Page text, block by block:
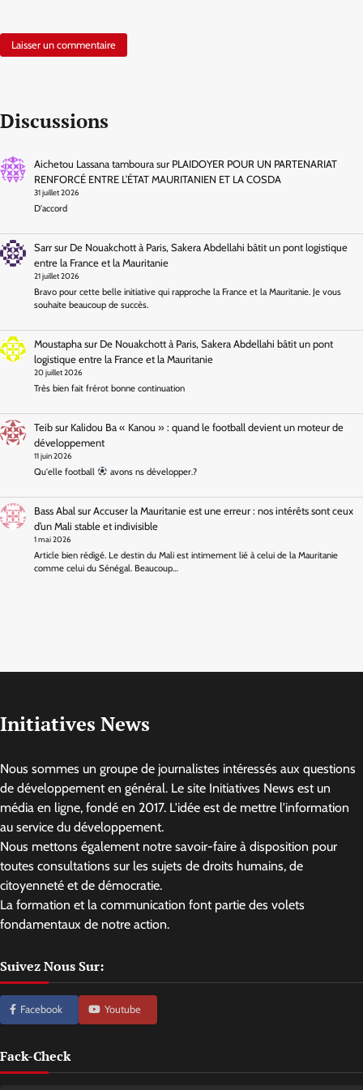
Discussions
Aichetou Lassana tambourasur PLAIDOYER POUR UN PARTENARIAT
RENFORCÉ ENTRE L’ÉTAT MAURITANIEN ET LA COSDA
31 juillet 2026
D'accord
Sarrsur De Nouakchott à Paris, Sakera Abdellahi bâtit un pont logistique
entre la France et la Mauritanie
21 juillet 2026
Bravo pour cette belle initiative qui rapproche la France et la Mauritanie. Je vous
souhaite beaucoup de succès.
Moustaphasur De Nouakchott à Paris, Sakera Abdellahi bâtit un pont
logistique entre la France et la Mauritanie
20 juillet 2026
Très bien fait frérot bonne continuation
Teibsur Kalidou Ba « Kanou » : quand le football devient un moteur de
développement
11 juin 2026
Qu'elle football avons ns développer.?
Bass Abal sur Accuser la Mauritanie est une erreur : nos intérêts sont ceux
d’un Mali stable et indivisible
1 mai 2026
Article bien rédigé. Le destin du Mali est intimement lié à celui de la Mauritanie
comme celui du Sénégal. Beaucoup…
Initiatives News
Nous sommes un groupe de journalistes intéressés aux questions
de développement en général. Le site Initiatives News est un
média en ligne, fondé en 2017. L'idée est de mettre l'information
au service du développement.
Nous mettons également notre savoir-faire à disposition pour
toutes consultations sur les sujets de droits humains, de
citoyenneté et de démocratie.
La formation et la communication font partie des volets
fondamentaux de notre action.
Suivez Nous Sur:
Facebook Youtube
Fack-Check